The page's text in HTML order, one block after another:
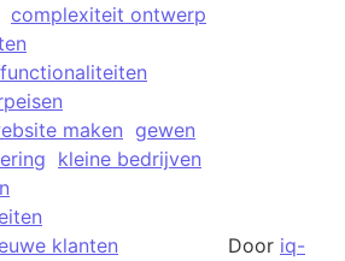
complexiteit ontwerp
functionaliteiten
maken gewen
kleine bedrijven
klanten
Door iq-